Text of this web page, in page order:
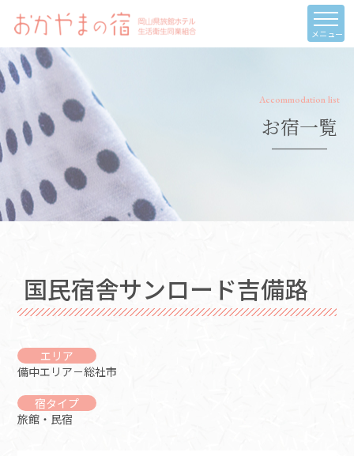
メニュー
Accommodation list
お宿一覧
国民宿舎サンロード吉備路
エリア
備中エリア－総社市
宿タイプ
旅館・民宿